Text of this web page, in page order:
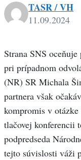
TASR / VH
11.09.2024
Strana SNS
pri prípadnom
(NR) SR Michala
partnera však
kompromis v
tlačovej konferencii
podpredseda
tejto súvislosti váži